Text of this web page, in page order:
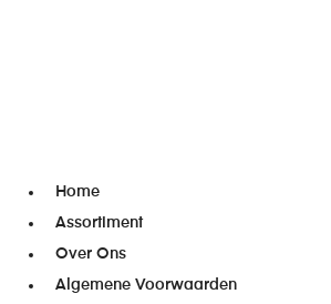
Home
Assortiment
Over Ons
Algemene Voorwaarden